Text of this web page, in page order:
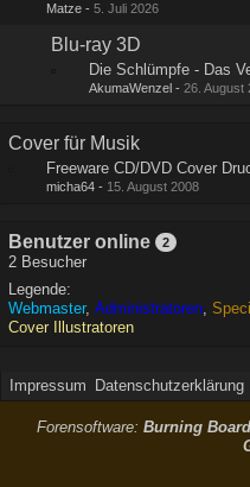
Matze - 5. Juli 2026
Blu-ray 3D
Die Schlümpfe - Das
AkumaWenzel - 26. August
Cover für Musik
Freeware CD/DVD Cover
micha64 - 15. August 2008
Benutzer online 2
2 Besucher
Legende:
Webmaster Administratoren
Cover Illustratoren
Impressum Datenschutzerklärung
Forensoftware: Burning